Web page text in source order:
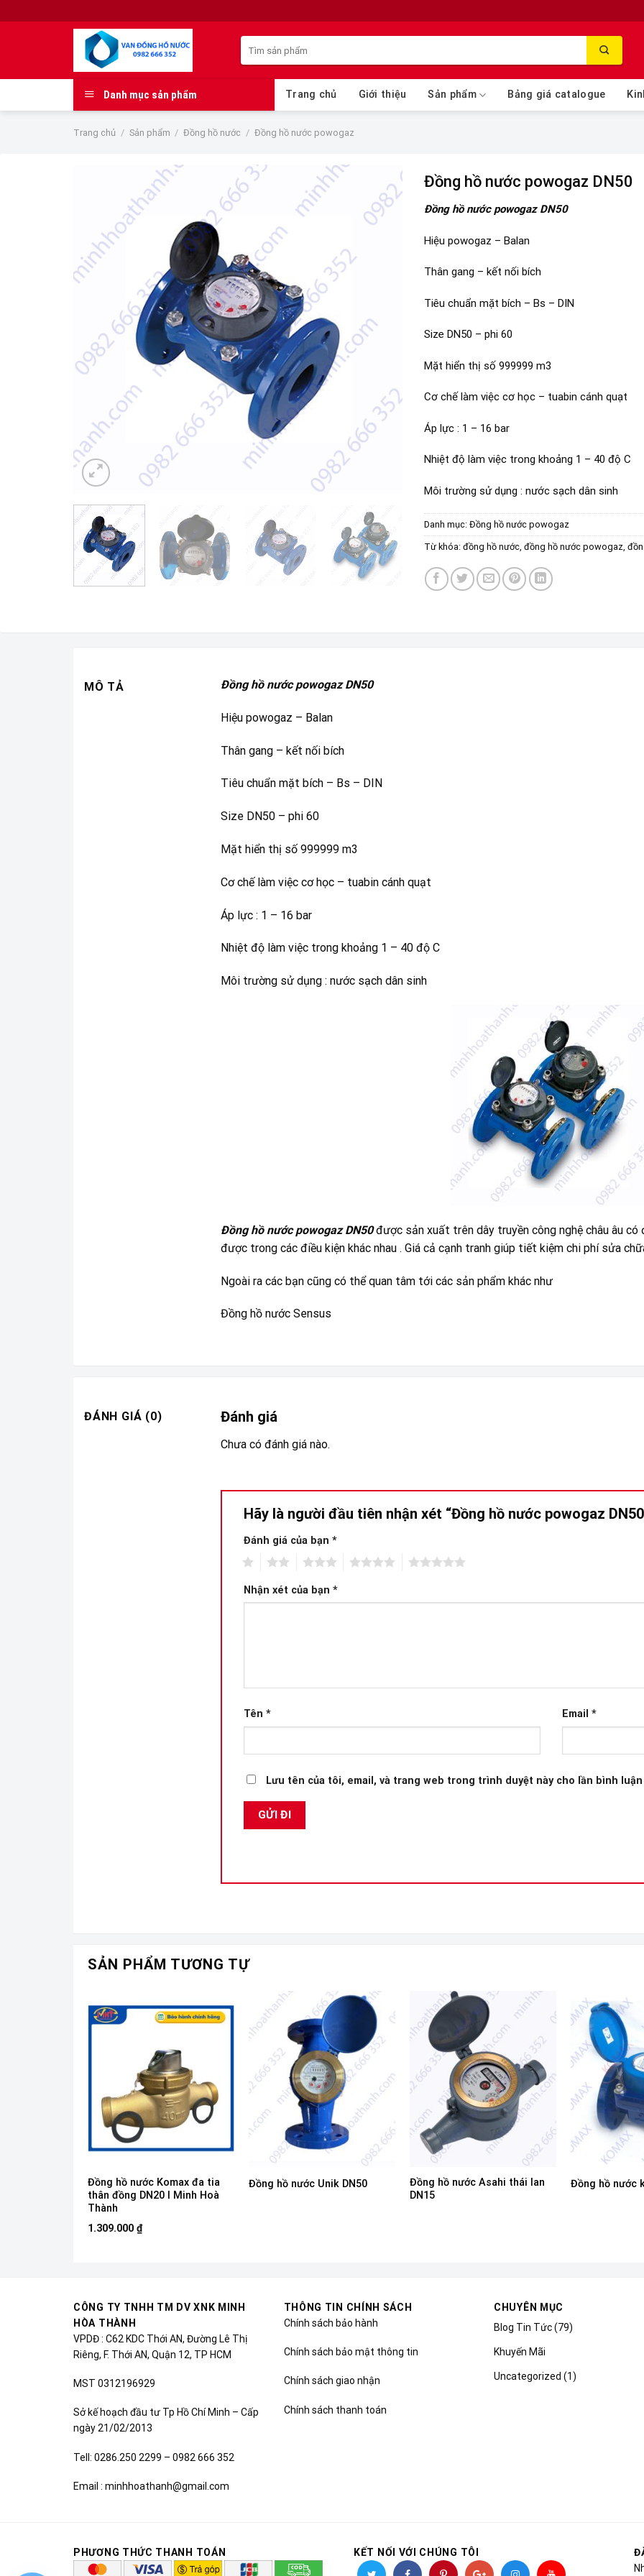
to
kiếm:
Danh mục sản phẩm Trang chủ Giới thiệu Sản phẩm Bảng giá catalogue
Trang chủ / Sản phẩm / Đồng hồ nước / Đồng hồ nước powogaz
Đồng hồ nước powogaz DN50
Đồng hồ nước powogaz DN50
Hiệu powogaz – Balan
Thân gang – kết nối bích
Tiêu chuẩn mặt bích – Bs – DIN
Size DN50 – phi 60
Mặt hiển thị số 999999 m3
Cơ chế làm việc cơ học – tuabin cánh quạt
Áp lực : 1 – 16 bar
Nhiệt độ làm việc trong khoảng 1 – 40 độ C
Môi trường sử dụng : nước sạch dân sinh
Danh mục: Đồng hồ nước powogaz
Từ khóa: đồng hồ nước, đồng hồ nước powogaz,
MÔ TẢ Đồng hồ nước powogaz DN50
Hiệu powogaz – Balan
Thân gang – kết nối bích
Tiêu chuẩn mặt bích – Bs – DIN
Size DN50 – phi 60
Mặt hiển thị số 999999 m3
Cơ chế làm việc cơ học – tuabin cánh quạt
Áp lực : 1 – 16 bar
Nhiệt độ làm việc trong khoảng 1 – 40 độ C
Môi trường sử dụng : nước sạch dân sinh
Đồng hồ nước powogaz DN50được sản xuất trên dây truyền công nghệ châu âu có
được trong các điều kiện khác nhau . Giá cả cạnh tranh giúp tiết kiệm chi phí sửa
Ngoài ra các bạn cũng có thể quan tâm tới các sản phẩm khác như
Đồng hồ nước Sensus
ĐÁNH GIÁ (0) Đánh giá
Chưa có đánh giá nào.
Hãy là người đầu tiên nhận xét “Đồng hồ nước powogaz
Đánh giá của bạn *
Nhận xét của bạn *
Tên * Email *
Lưu tên của tôi, email, và trang web trong trình duyệt này cho lần bình
SẢN PHẨM TƯƠNG TỰ
Đồng hồ nước Komax đa tia
thân đồng DN20 I Minh Hoà
Thành
1.309.000 ₫
Đồng hồ nước Unik DN50
Đồng hồ nước Asahi thái lan
DN15
Đồng hồ nước
CÔNG TY TNHH TM DV XNK MINH
HÒA THÀNH
VPDĐ : C62 KDC Thới AN, Đường Lê Thị
Riêng, F. Thới AN, Quận 12, TP HCM
MST 0312196929
Sở kế hoạch đầu tư Tp Hồ Chí Minh – Cấp
ngày 21/02/2013
Tell: 0286.250 2299 – 0982 666 352
Email : minhhoathanh@gmail.com
THÔNG TIN CHÍNH SÁCH
Chính sách bảo hành
Chính sách bảo mật thông tin
Chính sách giao nhận
Chính sách thanh toán
CHUYÊN MỤC
Blog Tin Tức(79)
Khuyến Mãi
Uncategorized (1)
PHƯƠNG THỨC THANH TOÁN KẾT NỐI VỚI CHÚNG TÔI